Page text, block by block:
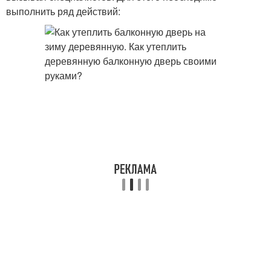
выполнить ряд действий: